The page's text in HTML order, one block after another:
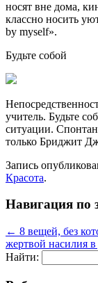
носят вне дома,
классно носить
by myself».
Будьте собой
учитель. Будьте
ситуации.
только Бриджит
Запись
Красота.
Навигация по
← 8 вещей, без
жертвой насилия в
Найти: